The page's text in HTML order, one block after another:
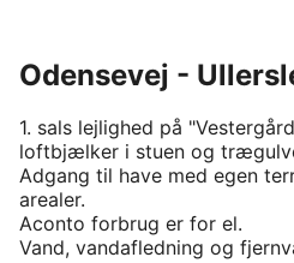
Odensevej -
1. sals lejlighed på
loftbjælker i stuen og
Adgang til have med egen
arealer.
Aconto forbrug er for el.
Vand, vandafledning og